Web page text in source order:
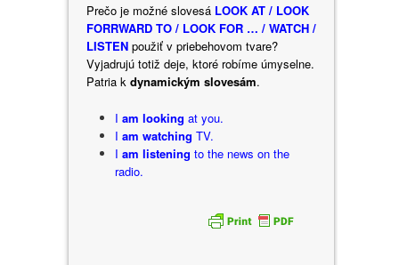
Prečo je možné slovesáLOOK AT / LOOK
FORRWARD TO / LOOK FOR … / WATCH /
LISTEN použiť v priebehovom tvare?
Vyjadrujú totiž deje, ktoré robíme úmyselne.
Patria k dynamickým slovesám.
Iam looking at you.
Iam watching TV.
Iam listening to the news on the
radio.